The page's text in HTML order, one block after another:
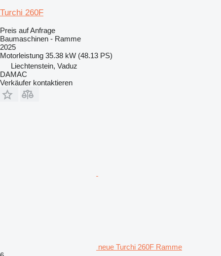
Turchi 260F
Preis auf Anfrage
Baumaschinen - Ramme
2025
Motorleistung 35.38 kW (48.13 PS)
Liechtenstein, Vaduz
DAMAC
Verkäufer kontaktieren
neue Turchi 260F Ramme